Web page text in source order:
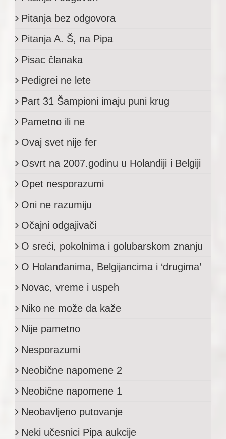
Pitanja bez odgovora
Pitanja A. Š, na Pipa
Pisac članaka
Pedigrei ne lete
Part 31 Šampioni imaju puni krug
Pametno ili ne
Ovaj svet nije fer
Osvrt na 2007.godinu u Holandiji i Belgiji
Opet nesporazumi
Oni ne razumiju
Očajni odgajivači
O sreći, pokolnima i golubarskom znanju
O Holanđanima, Belgijancima i ‘drugima’
Novac, vreme i uspeh
Niko ne može da kaže
Nije pametno
Nesporazumi
Neobične napomene 2
Neobične napomene 1
Neobavljeno putovanje
Neki učesnici Pipa aukcije